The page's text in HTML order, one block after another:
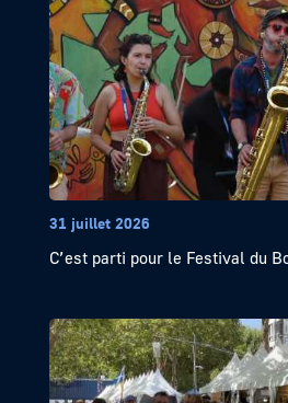
31 juillet 2026
C’est parti pour le Festival du